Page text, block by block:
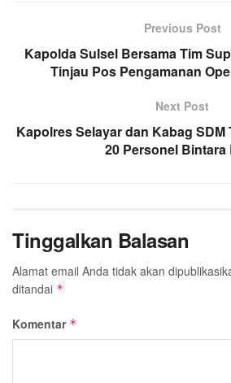
Previous Post
Kapolda Sulsel Bersama Tim
Tinjau Pos Pengamanan
Next Post
Kapolres Selayar dan Kabag SDM
20 Personel Bintara
Tinggalkan Balasan
Alamat email Anda tidak akan
ditandai *
Komentar *